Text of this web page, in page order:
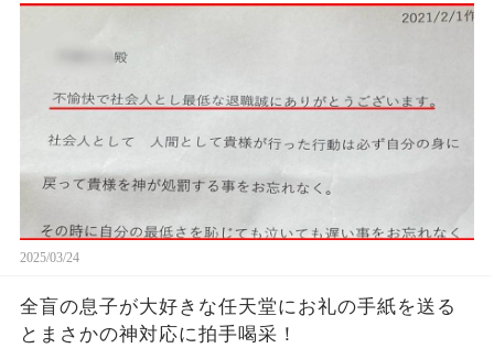
た…...
2025/03/24
全盲の息子が大好きな任天堂にお礼の手紙を送る
とまさかの神対応に拍手喝采！